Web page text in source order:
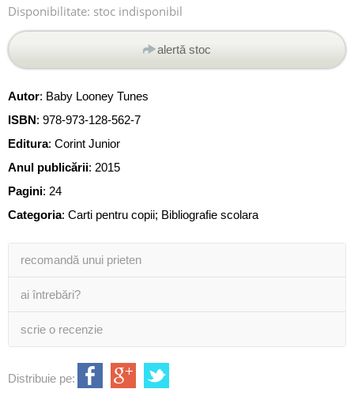
Disponibilitate: stoc indisponibil
alertă stoc
Autor: Baby Looney Tunes
ISBN: 978-973-128-562-7
Editura: Corint Junior
Anul publicării: 2015
Pagini: 24
Categoria: Carti pentru copii; Bibliografie scolara
recomandă unui prieten
ai întrebări?
scrie o recenzie
Distribuie pe: